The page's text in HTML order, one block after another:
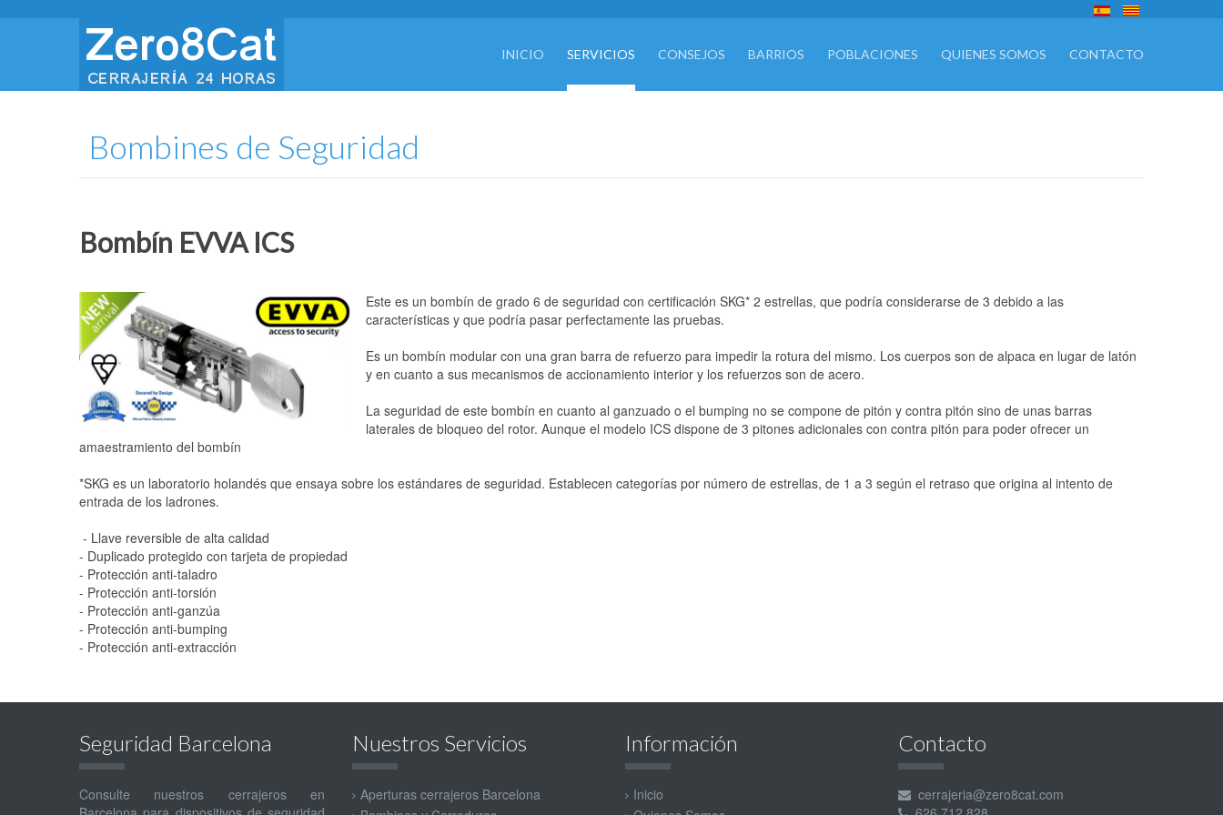
INICIO SERVICIOS CONSEJOS BARRIOS POBLACIONES QUIENES SOMOS CONTACTO
Bombines de Seguridad
Bombín EVVA ICS
Este es un bombín de grado 6 de seguridad con certificación SKG* 2 estrellas, que podría considerarse de 3 debido a las
características y que podría pasar perfectamente las pruebas.
Es un bombín modular con una gran barra de refuerzo para impedir la rotura del mismo. Los cuerpos son de alpaca en lugar de latón
y en cuanto a sus mecanismos de accionamiento interior y los refuerzos son de acero.
La seguridad de este bombín en cuanto al ganzuado o el bumping no se compone de pitón y contra pitón sino de unas barras
laterales de bloqueo del rotor. Aunque el modelo ICS dispone de 3 pitones adicionales con contra pitón para poder ofrecer un
amaestramiento del bombín
*SKG es un laboratorio holandés que ensaya sobre los estándares de seguridad. Establecen categorías por número de estrellas, de 1 a 3 según el retraso que origina al intento de
entrada de los ladrones.
- Llave reversible de alta calidad
- Duplicado protegido con tarjeta de propiedad
- Protección anti-taladro
- Protección anti-torsión
- Protección anti-ganzúa
- Protección anti-bumping
- Protección anti-extracción
Seguridad Barcelona
Consulte nuestros cerrajeros en
Nuestros Servicios
Aperturas cerrajeros Barcelona
Información
Inicio
Contacto
cerrajeria@zero8cat.com